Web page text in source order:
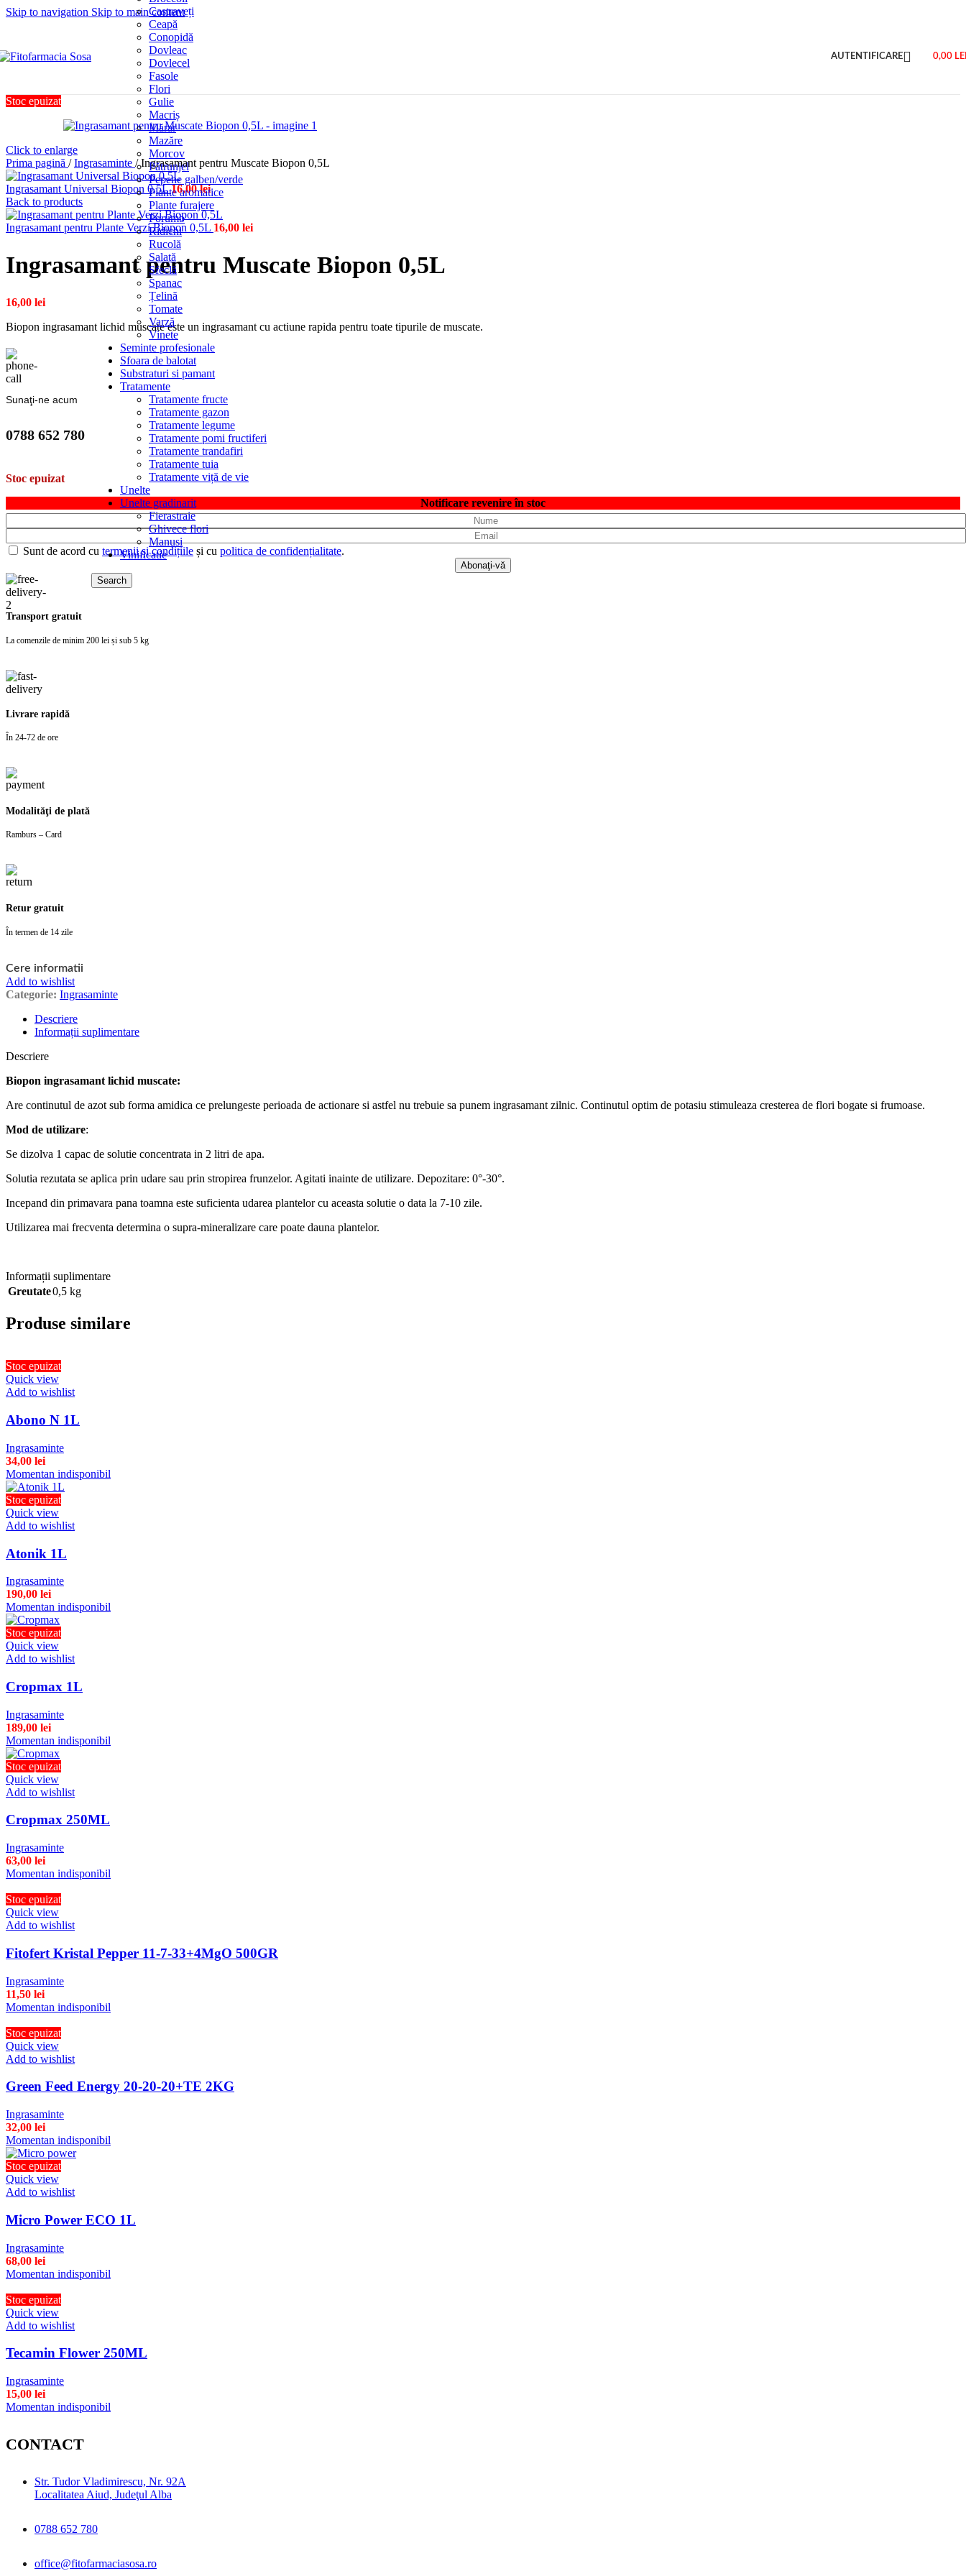
Skip to navigation Skip to main content
Castraveți
Ceapă
Conopidă
Dovleac
Dovlecel
Fasole
Flori
Gulie
Macriș
Mărar
Mazăre
Morcov
Pătrunjel
Pepene galben/verde
Plante aromatice
Plante furajere
Porumb
Ridichi
Rucolă
Salată
Sfeclă
Spanac
Țelină
Tomate
Varză
Vinete
Seminte profesionale
Sfoara de balotat
Substraturi si pamant
Tratamente
Tratamente fructe
Tratamente gazon
Tratamente legume
Tratamente pomi fructiferi
Tratamente trandafiri
Tratamente tuia
Tratamente viță de vie
Unelte
Unelte gradinarit
Fierastraie
Ghivece flori
Manusi
Vinificatie
Search
AUTENTIFICARE 0,00
Stoc epuizat
Click to enlarge
Prima pagină / Ingrasaminte / Ingrasamant pentru Muscate Biopon 0,5L
Ingrasamant Universal Biopon 0,5L16,00lei
Back to products
Ingrasamant pentru Plante Verzi Biopon 0,5L 16,00 lei
Ingrasamant pentru Muscate Biopon 0,5L
16,00 lei
Biopon ingrasamant lichid muscate este un ingrasamant cu actiune rapida pentru toate tipurile de muscate.
Sunaţi-ne acum
0788 652 780
Stoc epuizat
Notificare revenire în stoc
Sunt de acord cu termenii și condițiile și cu politica de confidențialitate.
Transport gratuit
La comenzile de minim 200 lei și sub 5 kg
Livrare rapidă
În 24-72 de ore
Modalităţi de plată
Ramburs – Card
Retur gratuit
În termen de 14 zile
Cere informatii
Add to wishlist
Categorie: Ingrasaminte
Descriere
Informații suplimentare
Descriere
Biopon ingrasamant lichid muscate:
Are continutul de azot sub forma amidica ce prelungeste perioada de actionare si astfel nu trebuie sa punem ingrasamant zilnic. Continutul optim de potasiu stimuleaza cresterea de flori bogate si frumoase.
Mod de utilizare:
Se dizolva 1 capac de solutie concentrata in 2 litri de apa.
Solutia rezutata se aplica prin udare sau prin stropirea frunzelor. Agitati inainte de utilizare. Depozitare: 0°-30°.
Incepand din primavara pana toamna este suficienta udarea plantelor cu aceasta solutie o data la 7-10 zile.
Utilizarea mai frecventa determina o supra-mineralizare care poate dauna plantelor.
Informații suplimentare
Greutate0,5 kg
Produse similare
Stoc epuizat
Quick view
Add to wishlist
Abono N 1L
Ingrasaminte
34,00 lei
Momentan indisponibil
Stoc epuizat
Quick view
Add to wishlist
Atonik 1L
Ingrasaminte
190,00 lei
Momentan indisponibil
Stoc epuizat
Quick view
Add to wishlist
Cropmax 1L
Ingrasaminte
189,00 lei
Momentan indisponibil
Stoc epuizat
Quick view
Add to wishlist
Cropmax 250ML
Ingrasaminte
63,00 lei
Momentan indisponibil
Stoc epuizat
Quick view
Add to wishlist
Fitofert Kristal Pepper 11-7-33+4MgO 500GR
Ingrasaminte
11,50 lei
Momentan indisponibil
Stoc epuizat
Quick view
Add to wishlist
Green Feed Energy 20-20-20+TE 2KG
Ingrasaminte
32,00 lei
Momentan indisponibil
Stoc epuizat
Quick view
Add to wishlist
Micro Power ECO 1L
Ingrasaminte
68,00 lei
Momentan indisponibil
Stoc epuizat
Quick view
Add to wishlist
Tecamin Flower 250ML
Ingrasaminte
15,00 lei
Momentan indisponibil
CONTACT
Str. Tudor Vladimirescu, Nr. 92A
Localitatea Aiud, Judeţul Alba
0788 652 780
office@fitofarmaciasosa.ro